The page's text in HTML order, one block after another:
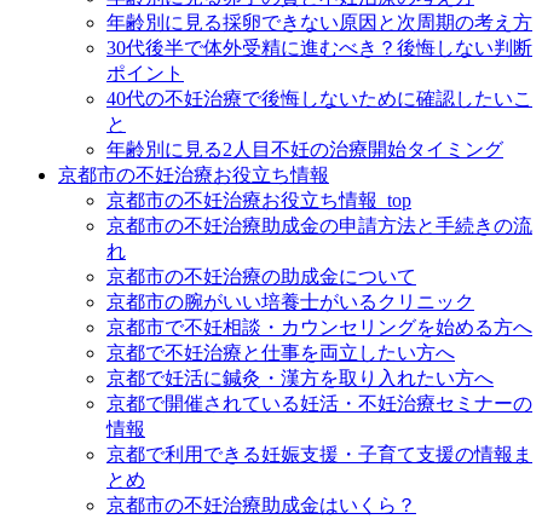
年齢別に見る採卵できない原因と次周期の考え方
30代後半で体外受精に進むべき？後悔しない判断
ポイント
40代の不妊治療で後悔しないために確認したいこ
と
年齢別に見る2人目不妊の治療開始タイミング
京都市の不妊治療お役立ち情報
京都市の不妊治療お役立ち情報_top
京都市の不妊治療助成金の申請方法と手続きの流
れ
京都市の不妊治療の助成金について
京都市の腕がいい培養士がいるクリニック
京都市で不妊相談・カウンセリングを始める方へ
京都で不妊治療と仕事を両立したい方へ
京都で妊活に鍼灸・漢方を取り入れたい方へ
京都で開催されている妊活・不妊治療セミナーの
情報
京都で利用できる妊娠支援・子育て支援の情報ま
とめ
京都市の不妊治療助成金はいくら？